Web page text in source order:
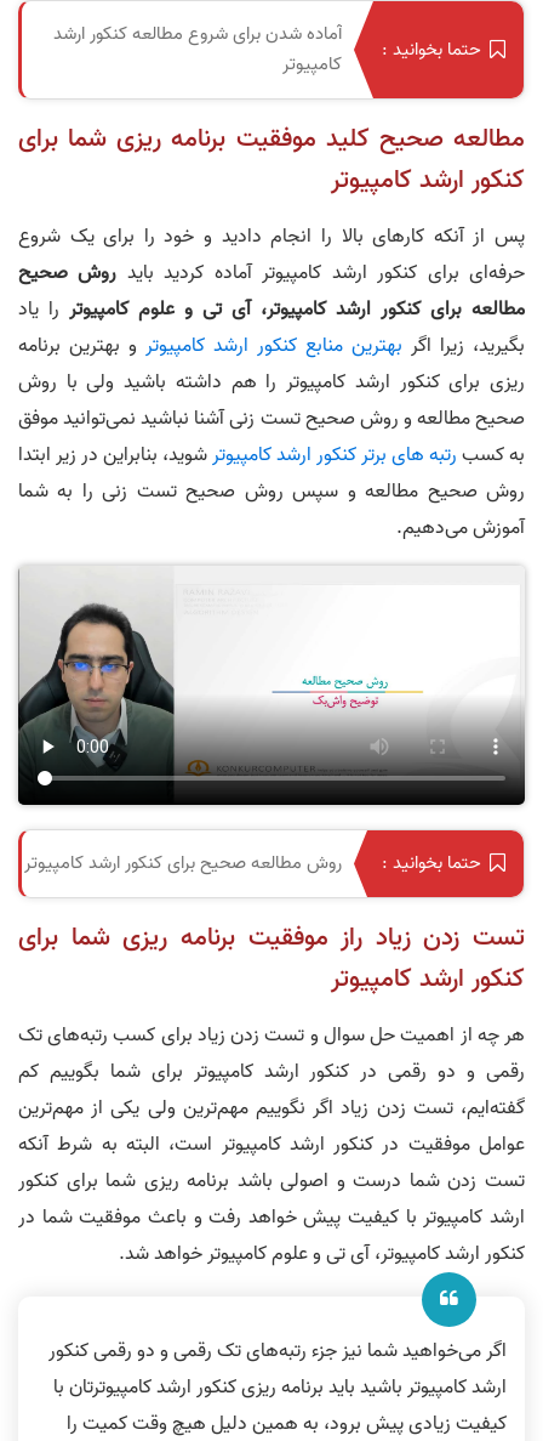
حتما بخوانید :
آماده‌ شدن برای شروع مطالعه کنکور ارشد
کامپیوتر
مطالعه صحیح کلید موفقیت برنامه ریزی شما برای
کنکور ارشد کامپیوتر
پس از آنکه کارهای بالا را انجام دادید و خود را برای یک شروع
حرفه‌ای برای کنکور ارشد کامپیوتر آماده کردید باید روش صحیح
مطالعه برای کنکور ارشد کامپیوتر، آی تی و علوم کامپیوتر را یاد
بگیرید، زیرا اگر بهترین منابع کنکور ارشد کامپیوتر و بهترین برنامه
ریزی برای کنکور ارشد کامپیوتر را هم داشته باشید ولی با روش
صحیح مطالعه و روش صحیح تست زنی آشنا نباشید نمی‌توانید موفق
به کسبرتبه های برتر کنکور ارشد کامپیوترشوید، بنابراین در زیر ابتدا
روش صحیح مطالعه و سپس روش صحیح تست زنی را به شما
آموزش می‌دهیم.
حتما بخوانید : روش مطالعه صحیح برای کنکور ارشد کامپیوتر
تست زدن زیاد راز موفقیت برنامه ریزی شما برای
کنکور ارشد کامپیوتر
هر چه از اهمیت حل سوال و تست زدن زیاد برای کسب رتبه‌های تک
رقمی و دو رقمی در کنکور ارشد کامپیوتر برای شما بگوییم کم
گفته‌ایم، تست زدن زیاد اگر نگوییم مهم‌ترین ولی یکی از مهم‌ترین
عوامل موفقیت در کنکور ارشد کامپیوتر است، البته به شرط آنکه
تست زدن شما درست و اصولی باشد برنامه ریزی شما برای کنکور
ارشد کامپیوتر با کیفیت پیش خواهد رفت و باعث موفقیت شما در
کنکور ارشد کامپیوتر، آی تی و علوم کامپیوتر خواهد شد.
اگر می‌خواهید شما نیز جزء رتبه‌های تک رقمی و دو رقمی کنکور
ارشد کامپیوتر باشید باید برنامه ریزی کنکور ارشد کامپیوترتان با
کیفیت زیادی پیش برود، به همین دلیل هیچ وقت کمیت را